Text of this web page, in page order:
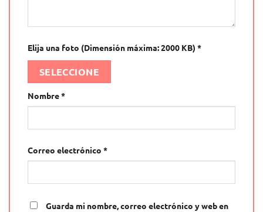
Elija una foto (Dimensión máxima: 2000 KB) *
SELECCIONE
Nombre*
Correo electrónico *
Guarda mi nombre, correo electrónico y web en